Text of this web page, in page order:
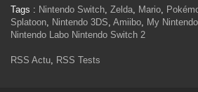
Tags : Nintendo Switch, Zelda, Mario,
Splatoon, Nintendo 3DS, Amiibo, My Nintendo
Nintendo Labo Nintendo Switch 2
RSS Actu, RSS Tests